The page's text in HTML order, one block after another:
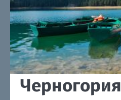
Черногория